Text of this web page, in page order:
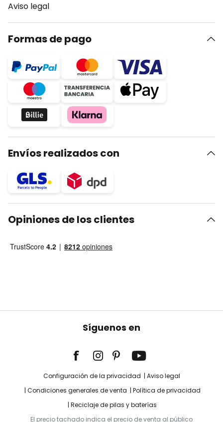
Aviso legal
Formas de pago
Envíos realizados con
Opiniones de los clientes
Síguenos en
Configuración de la privacidad
Aviso legal
Condiciones generales de venta
Política de privacidad
Reciclaje de pilas y baterías
El precio tachado indica el precio de venta al público